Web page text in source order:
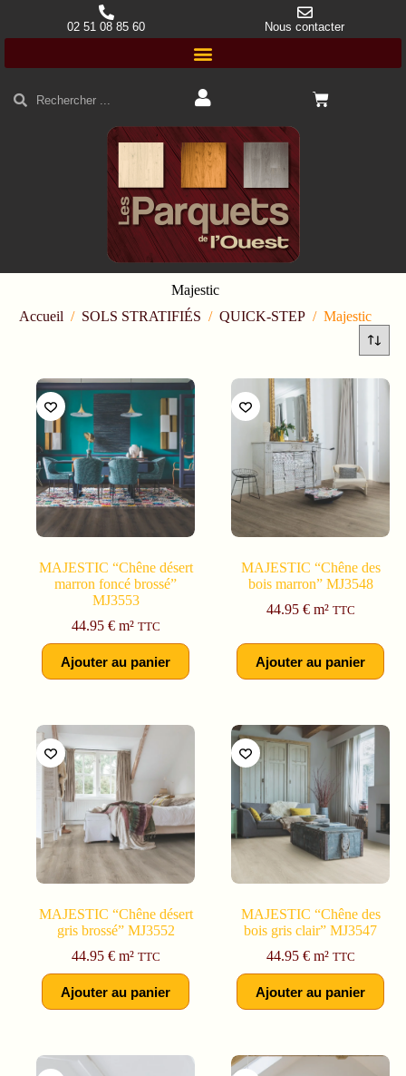
02 51 08 85 60 Nous contacter
Majestic
Accueil / SOLS STRATIFIÉS / QUICK-STEP / Majestic
MAJESTIC “Chêne désert
marron foncé brossé”
MJ3553
44.95 €m² TTC
Ajouter au panier
MAJESTIC “Chêne des
bois marron” MJ3548
44.95 €m² TTC
Ajouter au panier
MAJESTIC “Chêne désert
gris brossé” MJ3552
44.95 €m² TTC
Ajouter au panier
MAJESTIC “Chêne des
bois gris clair” MJ3547
44.95 €m² TTC
Ajouter au panier